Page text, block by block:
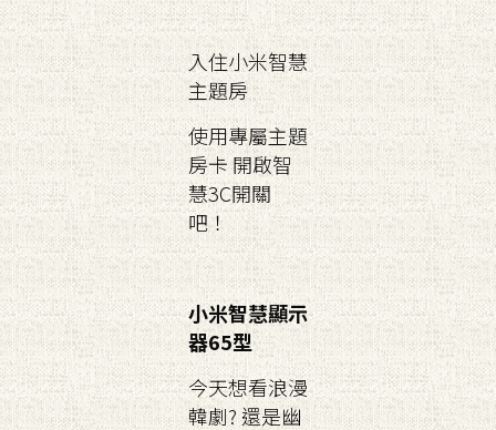
入住小米智慧
主題房
使用專屬主題
房卡 開啟智
慧3C開關
吧！
小米智慧顯示
器65型
今天想看浪漫
韓劇? 還是幽